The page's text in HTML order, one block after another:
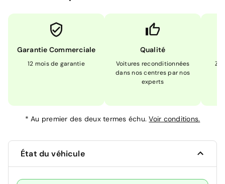
Garantie Commerciale
12 mois de garantie
Qualité
Voitures reconditionnées
dans nos centres par nos
experts
*Au premier des deux termes échu.Voir conditions.
État du véhicule